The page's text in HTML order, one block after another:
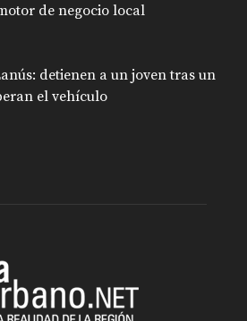
de negocio local
detienen a un joven tras un
el vehículo